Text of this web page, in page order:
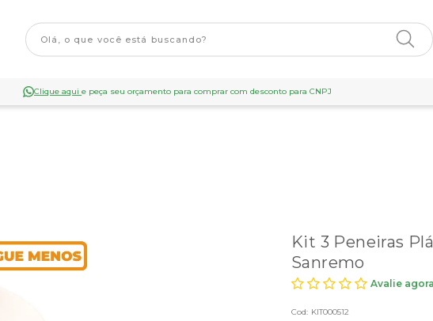
Clique aqui e peça seu orçamento para comprar com desconto para CNPJ
Kit 3 Peneiras
Sanremo
Avalie
Cod: KIT000512